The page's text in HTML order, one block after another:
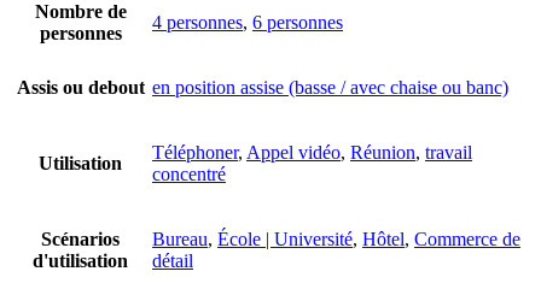
Nombre de
personnes
4 personnes, 6 personnes
Assis ou debout en position assise (basse / avec chaise ou banc)
Utilisation
Téléphoner, Appel vidéo, Réunion, travail
concentré
Scénarios
d'utilisation
Bureau, École | Université, Hôtel, Commerce de
détail